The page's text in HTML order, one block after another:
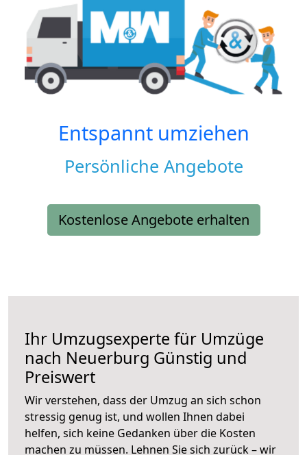
Entspannt umziehen
Persönliche Angebote
Kostenlose Angebote erhalten
Ihr Umzugsexperte für Umzüge
nach Neuerburg Günstig und
Preiswert
Wir verstehen, dass der Umzug an sich schon
stressig genug ist, und wollen Ihnen dabei
helfen, sich keine Gedanken über die Kosten
machen zu müssen. Lehnen Sie sich zurück – wir